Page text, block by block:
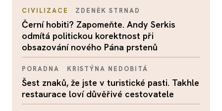
CIVILIZACE ZDENĚK STRNAD
Černí hobiti? Zapomeňte. Andy Serkis
odmítá politickou korektnost při
obsazování nového Pána prstenů
PORADNA KRISTÝNA NEDOBITÁ
Šest znaků, že jste v turistické pasti. Takhle
restaurace loví důvěřivé cestovatele